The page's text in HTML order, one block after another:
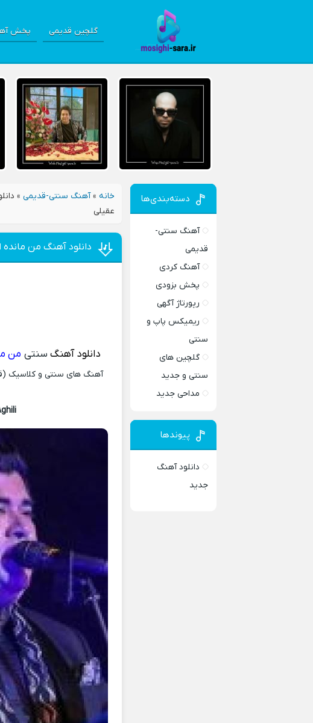
گلچین قدیمی پخش
خانه »آهنگ سنتی-قدیمی »
عقیلی
دانلود آهنگ من
دانلود آهنگ سنتی من
آهنگ های سنتی و کلاسیک
دسته‌بندی‌ها
آهنگ سنتی-
قدیمی
آهنگ کردی
پخش بزودی
رپورتاژ آگهی
ریمیکس پاپ و
سنتی
گلچین های
سنتی و جدید
مداحی جدید
پیوندها
دانلود آهنگ
جدید